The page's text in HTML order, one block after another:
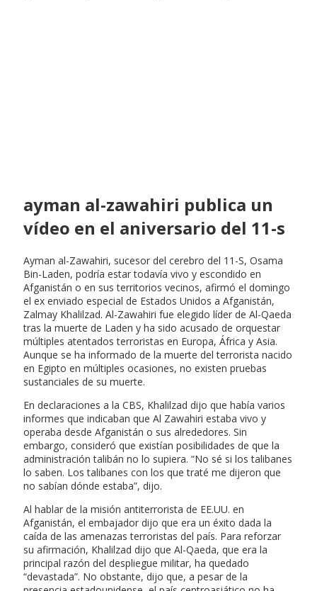
ayman al-zawahiri publica un
vídeo en el aniversario del 11-s
Ayman al-Zawahiri, sucesor del cerebro del 11-S, Osama
Bin-Laden, podría estar todavía vivo y escondido en
Afganistán o en sus territorios vecinos, afirmó el domingo
el ex enviado especial de Estados Unidos a Afganistán,
Zalmay Khalilzad. Al-Zawahiri fue elegido líder de Al-Qaeda
tras la muerte de Laden y ha sido acusado de orquestar
múltiples atentados terroristas en Europa, África y Asia.
Aunque se ha informado de la muerte del terrorista nacido
en Egipto en múltiples ocasiones, no existen pruebas
sustanciales de su muerte.
En declaraciones a la CBS, Khalilzad dijo que había varios
informes que indicaban que Al Zawahiri estaba vivo y
operaba desde Afganistán o sus alrededores. Sin
embargo, consideró que existían posibilidades de que la
administración talibán no lo supiera. “No sé si los talibanes
lo saben. Los talibanes con los que traté me dijeron que
no sabían dónde estaba”, dijo.
Al hablar de la misión antiterrorista de EE.UU. en
Afganistán, el embajador dijo que era un éxito dada la
caída de las amenazas terroristas del país. Para reforzar
su afirmación, Khalilzad dijo que Al-Qaeda, que era la
principal razón del despliegue militar, ha quedado
“devastada”. No obstante, dijo que, a pesar de la